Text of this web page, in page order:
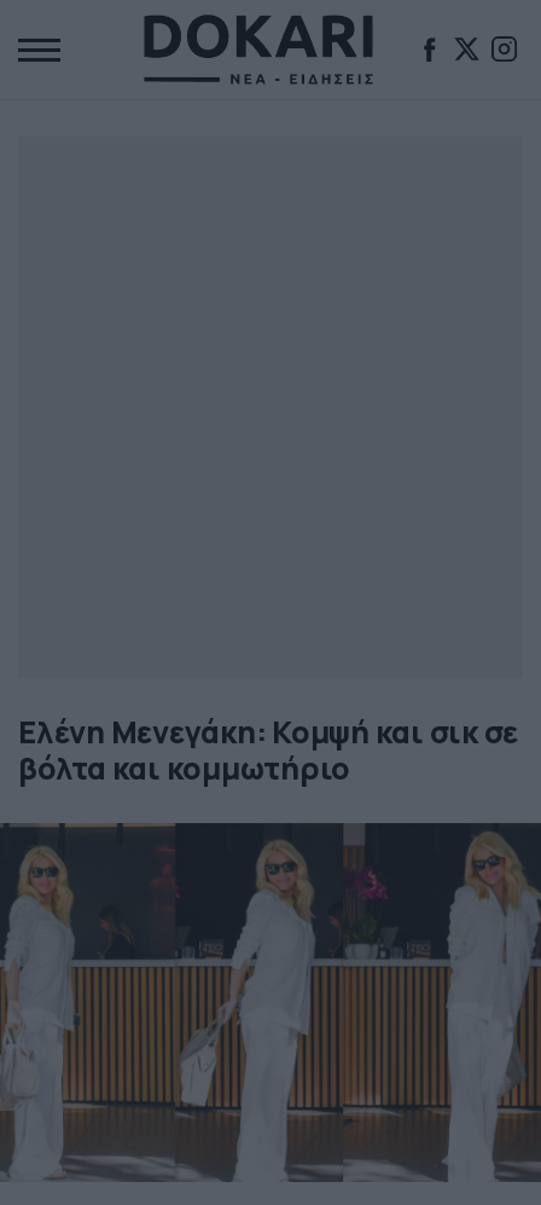
Ελένη Μενεγάκη: Κομψή και σικ σε
βόλτα και κομμωτήριο